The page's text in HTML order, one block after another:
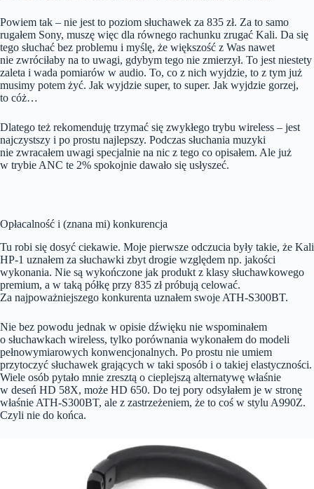
Powiem tak – nie jest to poziom słuchawek za 835 zł. Za to samo
rugałem Sony, muszę więc dla równego rachunku zrugać Kali. Da się
tego słuchać bez problemu i myślę, że większość z Was nawet
nie zwróciłaby na to uwagi, gdybym tego nie zmierzył. To jest niestety
zaleta i wada pomiarów w audio. To, co z nich wyjdzie, to z tym już
musimy potem żyć. Jak wyjdzie super, to super. Jak wyjdzie gorzej,
to cóż…
Dlatego też rekomenduję trzymać się zwykłego trybu wireless – jest
najczystszy i po prostu najlepszy. Podczas słuchania muzyki
nie zwracałem uwagi specjalnie na nic z tego co opisałem. Ale już
w trybie ANC te 2% spokojnie dawało się usłyszeć.
Opłacalność i (znana mi) konkurencja
Tu robi się dosyć ciekawie. Moje pierwsze odczucia były takie, że Kali
HP-1 uznałem za słuchawki zbyt drogie względem np. jakości
wykonania. Nie są wykończone jak produkt z klasy słuchawkowego
premium, a w taką półkę przy 835 zł próbują celować.
Za najpoważniejszego konkurenta uznałem swoje ATH-S300BT.
Nie bez powodu jednak w opisie dźwięku nie wspominałem
o słuchawkach wireless, tylko porównania wykonałem do modeli
pełnowymiarowych konwencjonalnych. Po prostu nie umiem
przytoczyć słuchawek grających w taki sposób i o takiej elastyczności.
Wiele osób pytało mnie zresztą o cieplejszą alternatywę właśnie
w deseń HD 58X, może HD 650. Do tej pory odsyłałem je w stronę
właśnie ATH-S300BT, ale z zastrzeżeniem, że to coś w stylu A990Z.
Czyli nie do końca.